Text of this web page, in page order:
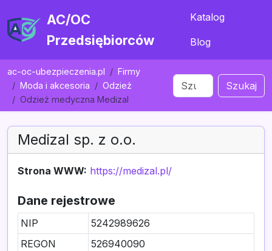
AC/OC
Przedsiębiorców
Katalog
Blog
ac-oc-ubezpieczenia.pl
Firmy
Moda i akcesoria
Odzież
Odzież medyczna Medizal
Szukaj
Medizal sp. z o.o.
Strona WWW: https://medizal.pl/
Dane rejestrowe
NIP
5242989626
REGON
526940090